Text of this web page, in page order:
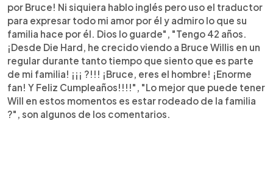
por Bruce! Ni siquiera hablo inglés pero uso el traductor
para expresar todo mi amor por él y admiro lo que su
familia hace por él. Dios lo guarde", "Tengo 42 años.
¡Desde Die Hard, he crecido viendo a Bruce Willis en un
regular durante tanto tiempo que siento que es parte
de mi familia! ¡¡¡ ?!!! ¡Bruce, eres el hombre! ¡Enorme
fan! Y Feliz Cumpleaños!!!!", "Lo mejor que puede tener
Will en estos momentos es estar rodeado de la familia
?", son algunos de los comentarios.